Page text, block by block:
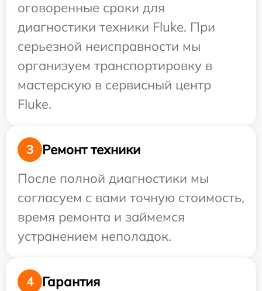
оговоренные сроки для
диагностики техники Fluke. При
серьезной неисправности мы
организуем транспортировку в
мастерскую в сервисный центр
Fluke.
3
Ремонт техники
После полной диагностики мы
согласуем с вами точную стоимость,
время ремонта и займемся
устранением неполадок.
4
Гарантия